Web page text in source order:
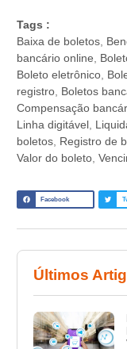
Tags :
Baixa de boletos
bancário online
Boleto eletrônico
registro Boletos
Compensação
Linha digitável
boletos Registro de
Valor do boleto
Facebook
Últimos